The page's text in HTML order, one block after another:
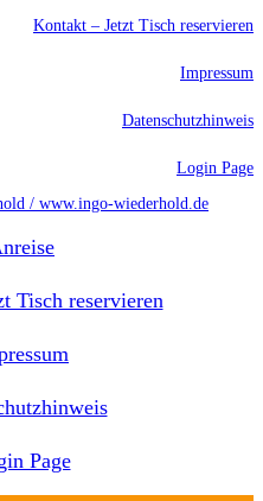
Kontakt – Jetzt Tisch reservieren
Impressum
Datenschutzhinweis
Login Page
/ www.ingo-wiederhold.de
Tisch reservieren
Page